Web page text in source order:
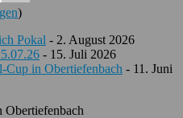
)
Pokal - 2. August 2026
- 15. Juli 2026
Cup in Obertiefenbach - 11. Juni
Obertiefenbach